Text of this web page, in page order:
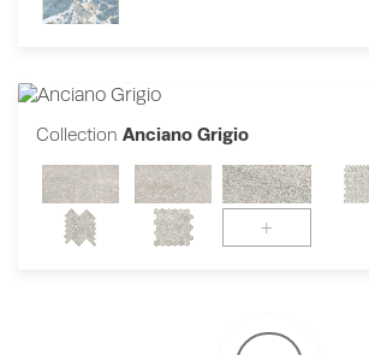
Collection Anciano Grigio
+